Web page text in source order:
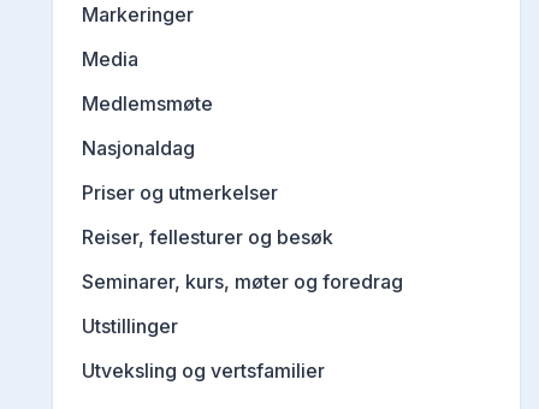
Markeringer
Media
Medlemsmøte
Nasjonaldag
Priser og utmerkelser
Reiser, fellesturer og besøk
Seminarer, kurs, møter og foredrag
Utstillinger
Utveksling og vertsfamilier